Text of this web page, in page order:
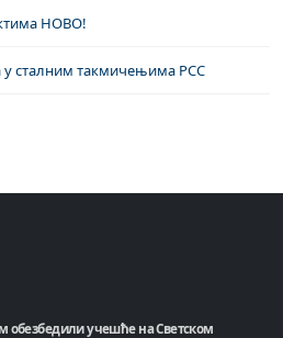
НОВО!
сталним такмичењима РСС
обезбедили учешће на Светском